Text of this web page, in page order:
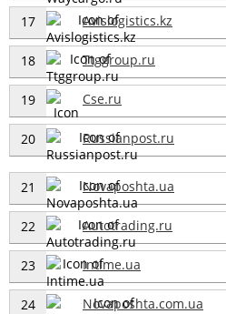
17 Avislogistics.kz
18 Ttggroup.ru
19 Cse.ru
20 Russianpost.ru
21 Novaposhta.ua
22 Autotrading.ru
23 Intime.ua
24 Novaposhta.com.ua